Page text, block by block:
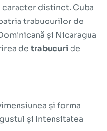
distinct. Cuba
trabucurilor de
și Nicaragua
de trabucuride
și forma
și intensitatea